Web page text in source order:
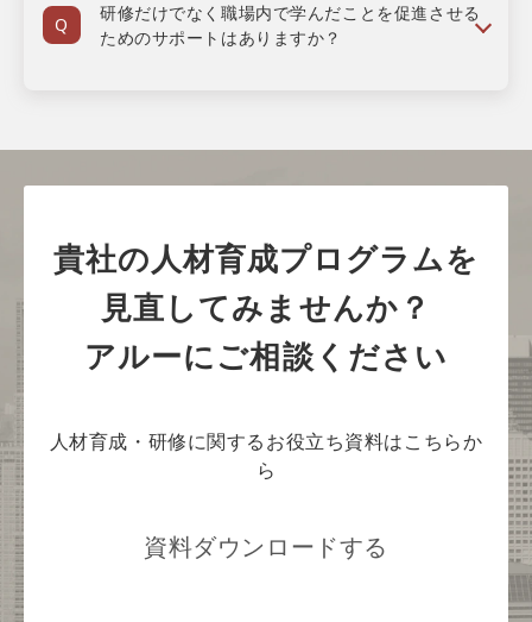
研修だけでなく職場内で学んだことを促進させる
ためのサポートはありますか？
貴社の人材育成プログラムを
見直してみませんか？
アルーにご相談ください
人材育成・研修に関するお役立ち資料はこちらか
ら
資料ダウンロードする